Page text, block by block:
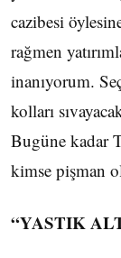
cazibesi
rağmen
inanıyorum.
kolları
Bugüne kadar
kimse pişman
“YASTIK